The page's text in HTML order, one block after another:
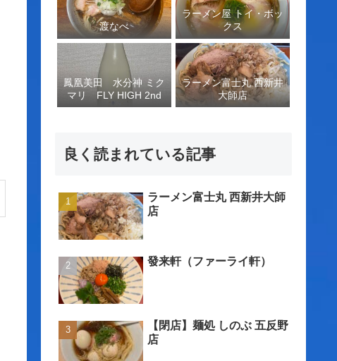
渡なべ
ラーメン屋 トイ・ボッ
クス
鳳凰美田 水分神 ミク
マリ FLY HIGH 2nd
ラーメン富士丸 西新井
大師店
良く読まれている記事
ラーメン富士丸 西新井大師
店
發来軒（ファーライ軒）
【閉店】麺処 しのぶ 五反野
店